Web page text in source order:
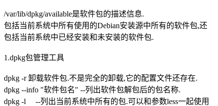
/var/lib/dpkg/available是软件包的描述信息.
包括当前系统中所有使用的Debian安装源中所有的软件包,还
包括当前系统中已经安装和未安装的软件包.
1.dpkg包管理工具
dpkg -r 卸载软件包.不是完全的卸载,它的配置文件还存在.
dpkg --info "软件包名" --列出软件包解包后的包名称.
dpkg -l --列出当前系统中所有的包.可以和参数less一起使用